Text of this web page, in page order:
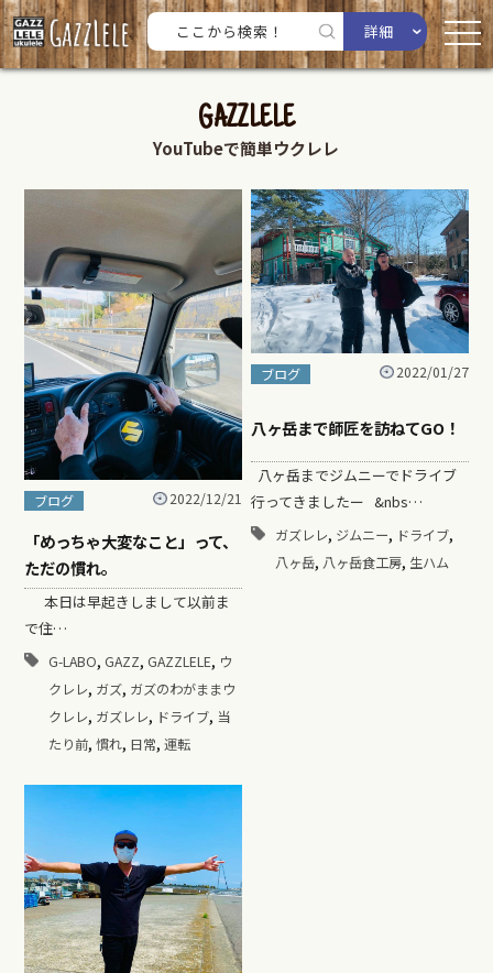
詳細
GAZZLELE
YouTubeで簡単ウクレレ
ブログ 2022/12/21
「めっちゃ大変なこと」って、
ただの慣れ。
本日は早起きしまして以前ま
で住…
G-LABO, GAZZ, GAZZLELE, ウ
クレレ, ガズ, ガズのわがままウ
クレレ, ガズレレ, ドライブ, 当
たり前, 慣れ, 日常, 運転
ブログ 2022/01/27
八ヶ岳まで師匠を訪ねてGO！
八ヶ岳までジムニーでドライブ
行ってきましたー &nbs…
ガズレレ, ジムニー, ドライブ,
八ヶ岳, 八ヶ岳食工房, 生ハム